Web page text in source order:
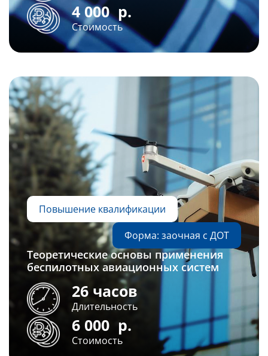
4 000р.
Стоимость
Повышение квалификации
Форма: заочная с ДОТ
Теоретические основы применения
беспилотных авиационных систем
26 часов
Длительность
6 000 р.
Стоимость